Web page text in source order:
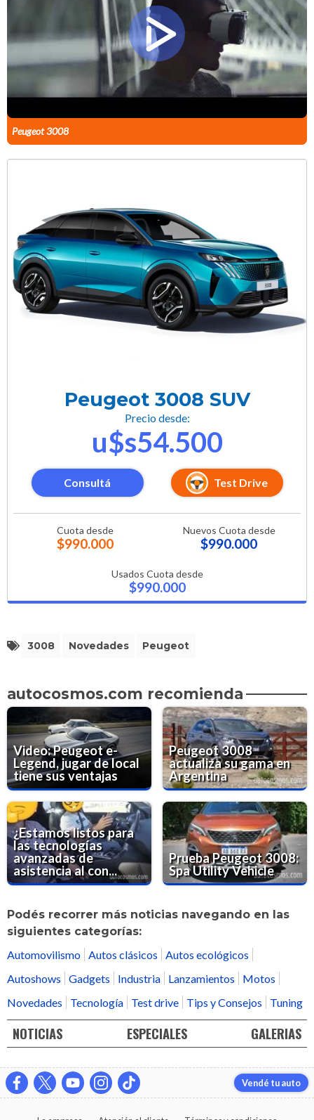
Peugeot 3008
Peugeot 3008 SUV
Precio desde:
u$s54.500
Consultá Test Drive
Cuota desde
$990.000
Nuevos Cuota desde
$990.000
Usados Cuota desde
$990.000
3008 Novedades Peugeot
autocosmos.com recomienda
Video: Peugeot e-
Legend, jugar de local
tiene sus ventajas
Peugeot 3008
actualiza su gama en
Argentina
¿Estamos listos para
las tecnologías
avanzadas de
asistencia al con...
Prueba Peugeot 3008:
Spa Utility Vehicle
Podés recorrer más noticias navegando en las
siguientes categorías:
Automovilismo Autos clásicos
Autos ecológicos
Autoshows
Gadgets Industria Lanzamientos
Motos
Novedades
Tecnología Test drive Tips y Consejos Tuning
NOTICIAS ESPECIALES GALERIAS
Vendé tu auto